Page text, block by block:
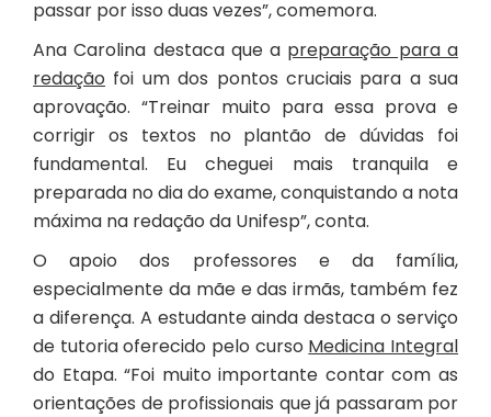
passar por isso duas vezes”, comemora.
Ana Carolina destaca que a preparação para a
redação foi um dos pontos cruciais para a sua
aprovação. “Treinar muito para essa prova e
corrigir os textos no plantão de dúvidas foi
fundamental. Eu cheguei mais tranquila e
preparada no dia do exame, conquistando a nota
máxima na redação da Unifesp”, conta.
O apoio dos professores e da família,
especialmente da mãe e das irmãs, também fez
a diferença. A estudante ainda destaca o serviço
de tutoria oferecido pelo curso Medicina Integral
do Etapa. “Foi muito importante contar com as
orientações de profissionais que já passaram por